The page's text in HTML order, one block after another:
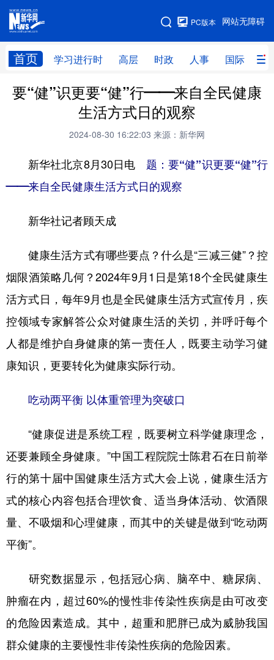
网站无障碍
PC版本
首页 学习进行时 高层 时政 人事 国际 财
网站地图
学习进行时 高层 时政 人事
财经 网评
科技 科创 量子 体育
文化 书画 健康
访谈 视频
食品 人居 信息化 数字经济
学术中国 乡村振兴 银龄 溯源中国
城市 旅游 能源 会展
彩票 娱乐 时尚 悦读
文化产业
北京 天津 河北 山西
辽宁 吉林 上海 江苏
浙江 安徽 福建 江西
山东
广东 广西 海南 重庆
四川 贵州 云南 西藏
陕西 甘肃 青海 宁夏
要“健”识更要“健”行——来自全民健康
生活方式日的观察
2024-08-30 16:22:03 来源：新华网
新华社北京8月30日电 题：要“健”识更要“健”行
——来自全民健康生活方式日的观察
新华社记者顾天成
健康生活方式有哪些要点？什么是“三减三健”？控
烟限酒策略几何？2024年9月1日是第18个全民健康生
活方式日，每年9月也是全民健康生活方式宣传月，疾
控领域专家解答公众对健康生活的关切，并呼吁每个
人都是维护自身健康的第一责任人，既要主动学习健
康知识，更要转化为健康实际行动。
吃动两平衡 以体重管理为突破口
“健康促进是系统工程，既要树立科学健康理念，
还要兼顾全身健康。”中国工程院院士陈君石在日前举
行的第十届中国健康生活方式大会上说，健康生活方
式的核心内容包括合理饮食、适当身体活动、饮酒限
量、不吸烟和心理健康，而其中的关键是做到“吃动两
平衡”。
研究数据显示，包括冠心病、脑卒中、糖尿病、
肿瘤在内，超过60%的慢性非传染性疾病是由可改变
的危险因素造成。其中，超重和肥胖已成为威胁我国
群众健康的主要慢性非传染性疾病的危险因素。